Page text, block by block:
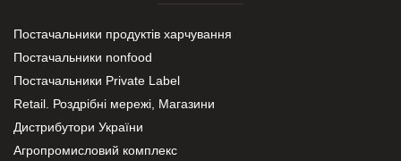
Постачальники продуктів харчування
Постачальники nonfood
Постачальники Private Label
Retail. Роздрібні мережі, Магазини
Дистрибутори України
Агропромисловий комплекс